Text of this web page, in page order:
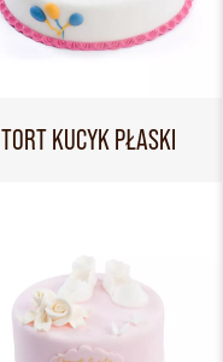
TORT KUCYK PŁASKI